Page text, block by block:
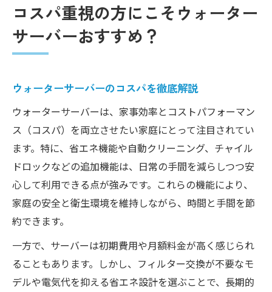
コスパ重視の方にこそウォーター
サーバーおすすめ？
ウォーターサーバーのコスパを徹底解説
ウォーターサーバーは、家事効率とコストパフォーマン
ス（コスパ）を両立させたい家庭にとって注目されてい
ます。特に、省エネ機能や自動クリーニング、チャイル
ドロックなどの追加機能は、日常の手間を減らしつつ安
心して利用できる点が強みです。これらの機能により、
家庭の安全と衛生環境を維持しながら、時間と手間を節
約できます。
一方で、サーバーは初期費用や月額料金が高く感じられ
ることもあります。しかし、フィルター交換が不要なモ
デルや電気代を抑える省エネ設計を選ぶことで、長期的